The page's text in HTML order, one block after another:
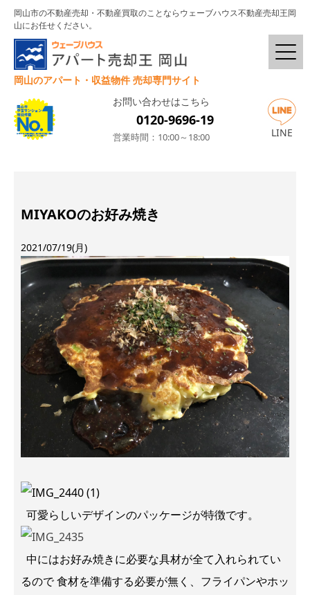
岡山市の不動産売却・不動産買取のことならウェーブハウス不動産売却王岡
山にお任せください。
岡山のアパート・収益物件 売却専門サイト
お問い合わせはこちら
0120-9696-19
営業時間：10:00～18:00 LINE
MIYAKOのお好み焼き
2021/07/19(月)
可愛らしいデザインのパッケージが特徴です。
中にはお好み焼きに必要な具材が全て入れられてい
るので 食材を準備する必要が無く、フライパンやホッ